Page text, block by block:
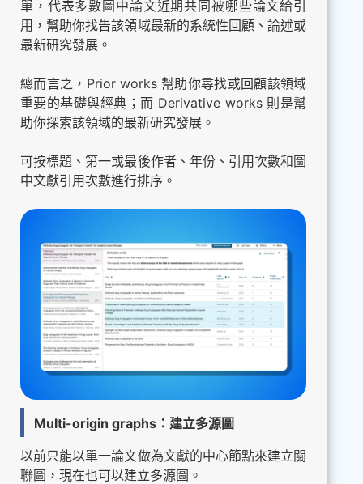
單，代表多數圖中論文近期共同被哪些論文給引
用，幫助你找告該領域最新的系統性回顧、論述或
最新研究發展。
總而言之，Prior works 幫助你尋找或回顧該領域
重要的基礎與經典；而 Derivative works 則是幫
助你探索該領域的最新研究發展。
可按標題、第一或最後作者、年份、引用次數和圖
中文獻引用次數進行排序。
Multi-origin graphs：建立多源圖
以前只能以單一論文做為文獻的中心節點來建立關
聯圖，現在也可以建立多源圖。